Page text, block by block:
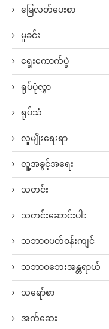
မြေလတ်ပေးစာ
မှုခင်း
ရွေးကောက်ပွဲ
ရုပ်ပုံလွှာ
ရုပ်သံ
လူမျိုးရေးရာ
လူ့အခွင့်အရေး
သတင်း
သတင်းဆောင်းပါး
သဘာဝပတ်ဝန်းကျင်
သဘာဝဘေးအန္တရာယ်
သရော်စာ
အက်ဆေး